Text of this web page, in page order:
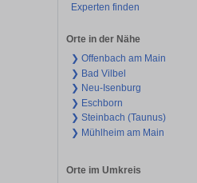
Experten finden
Orte in der Nähe
❯ Offenbach am Main
❯ Bad Vilbel
❯ Neu-Isenburg
❯ Eschborn
❯ Steinbach (Taunus)
❯ Mühlheim am Main
Orte im Umkreis